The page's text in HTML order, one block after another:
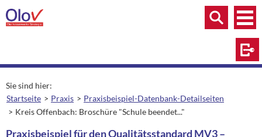
Zum Inhalt springen
Menü
Menü
Suche
Sie sind hier:
Startseite
Praxis
Praxisbeispiel-Datenbank-Detailseiten
aktuelle Seite:
Kreis Offenbach: Broschüre "Schule beendet..."
Praxisbeispiel für den Qualitätsstandard MV3 –